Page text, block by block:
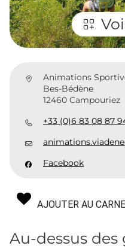
Animations
Bes-Bédène
12460 Campouriez
+33 (0)6 83 08 87
Facebook
AJOUTER AU
Au-dessus des